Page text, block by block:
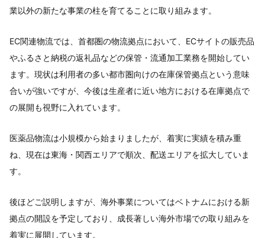
業以外の新たな事業の柱を育てることに取り組みます。
EC関連物流では、首都圏の物流拠点において、ECサイトの販売品
やふるさと納税の返礼品などの保管・流通加工業務を開始してい
ます。現状は利用者の多い都市圏向けの在庫保管拠点という意味
合いが強いですが、今後は生産者に近い地方における在庫拠点で
の展開も視野に入れています。
医薬品物流は小規模から始まりましたが、着実に実績を積み重
ね、現在は東海・関西エリアで順次、配送エリアを拡大していま
す。
後ほどご説明しますが、海外事業についてはベトナムにおける新
拠点の開設を予定しており、成長著しい海外市場での取り組みを
着実に展開しています。